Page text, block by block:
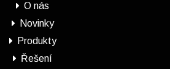
O nás
Novinky
Produkty
Řešení